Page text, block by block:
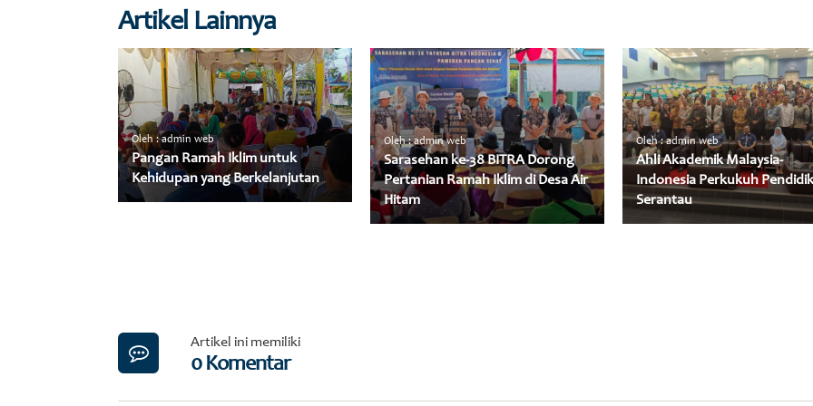
Artikel Lainnya
Oleh : admin web
Pangan Ramah Iklim untuk
Kehidupan yang Berkelanjutan
Oleh : admin web
Sarasehan ke-38 BITRA Dorong
Pertanian Ramah Iklim di Desa Air
Hitam
Oleh : admin web
Ahli Akademik Malaysia-
Indonesia Perkukuh
Serantau
Artikel ini memiliki
0 Komentar